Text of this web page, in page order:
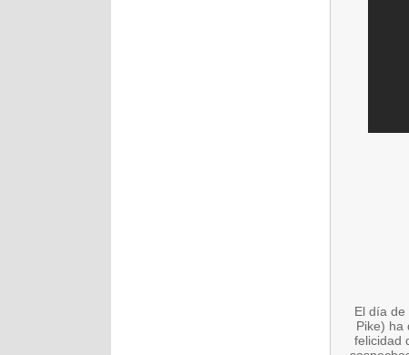
El día de
Pike) ha
felicidad